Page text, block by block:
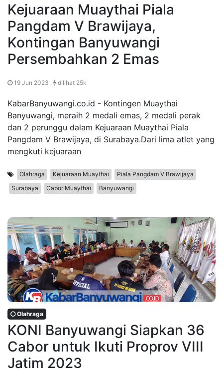
Kejuaraan Muaythai Piala
Pangdam V Brawijaya,
Kontingan Banyuwangi
Persembahkan 2 Emas
19 Jun 2023 , dilihat 25k
KabarBanyuwangi.co.id - Kontingen Muaythai
Banyuwangi, meraih 2 medali emas, 2 medali perak
dan 2 perunggu dalam Kejuaraan Muaythai Piala
Pangdam V Brawijaya, di Surabaya.Dari lima atlet yang
mengkuti kejuaraan
Olahraga Kejuaraan Muaythai
Piala Pangdam V Brawijaya
Surabaya
Cabor Muaythai Banyuwangi
Olahraga
KONI Banyuwangi Siapkan 36
Cabor untuk Ikuti Proprov VIII
Jatim 2023